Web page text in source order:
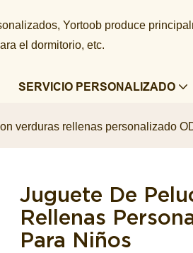
Yortoob produce
el dormitorio, etc.
SERVICIO PERSONALIZADO
verduras rellenas personalizado
Juguete De
Rellenas
Para Niños